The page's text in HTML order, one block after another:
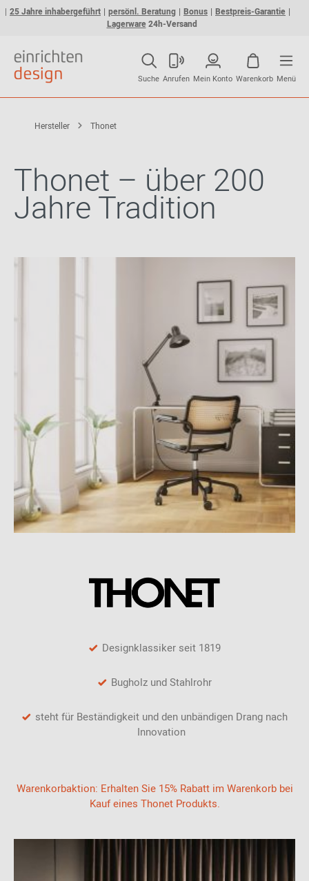
25 Jahre inhabergeführt persönl. Beratung Bonus
Bestpreis-Garantie
Lagerware24h-Versand
Suche Anrufen Mein Konto Warenkorb Menü
Hersteller Thonet
Thonet – über 200
Jahre Tradition
Designklassiker seit 1819
Bugholz und Stahlrohr
steht für Beständigkeit und den unbändigen Drang nach
Innovation
Warenkorbaktion: Erhalten Sie 15% Rabatt im Warenkorb bei
Kauf eines Thonet Produkts.